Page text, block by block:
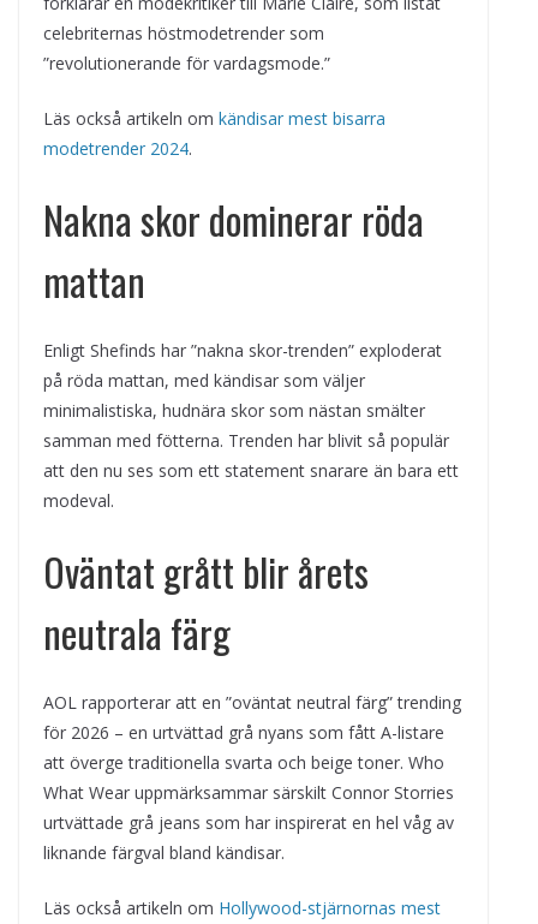
celebriternas höstmodetrender som
”revolutionerande för vardagsmode.”
Läs också artikeln om kändisar mest bisarra
modetrender 2024.
Nakna skor dominerar röda
mattan
Enligt Shefinds har ”nakna skor-trenden” exploderat
på röda mattan, med kändisar som väljer
minimalistiska, hudnära skor som nästan smälter
samman med fötterna. Trenden har blivit så populär
att den nu ses som ett statement snarare än bara ett
modeval.
Oväntat grått blir årets
neutrala färg
AOL rapporterar att en ”oväntat neutral färg” trending
för 2026 – en urtvättad grå nyans som fått A-listare
att överge traditionella svarta och beige toner. Who
What Wear uppmärksammar särskilt Connor Storries
urtvättade grå jeans som har inspirerat en hel våg av
liknande färgval bland kändisar.
Läs också artikeln om Hollywood-stjärnornas mest